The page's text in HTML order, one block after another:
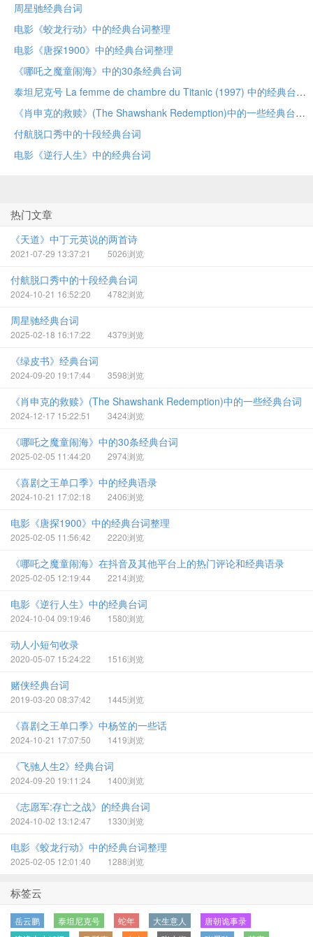
周星驰经典台词
电影《蛟龙行动》中的经典台词整理
电影《唐探1900》中的经典台词整理
《哪吒之魔童闹海》中的30条经典台词
泰坦尼克号 La femme de chambre du Titanic (1997) 中的经典台词
《肖申克的救赎》(The Shawshank Redemption)中的一些经典台词
付航脱口秀中的十段经典台词
电影《逆行人生》中的经典台词
热门文章
《天道》中丁元英说的两首诗
2021-07-29 13:37:21 5026浏览
付航脱口秀中的十段经典台词
2024-10-21 16:52:20 4782浏览
周星驰经典台词
2025-02-18 16:17:22 4379浏览
《绿皮书》经典台词
2024-09-20 19:17:44 3598浏览
《肖申克的救赎》(The Shawshank Redemption)中的一些经典台词
2024-12-17 15:22:51 3424浏览
《哪吒之魔童闹海》中的30条经典台词
2025-02-05 11:44:20 2974浏览
《喜剧之王单口季》中的经典语录
2024-10-21 17:02:18 2406浏览
电影《唐探1900》中的经典台词整理
2025-02-05 11:56:42 2220浏览
《哪吒之魔童闹海》在抖音及其他平台上的热门评论和经典语录
2025-02-05 12:19:44 2214浏览
电影《逆行人生》中的经典台词
2024-10-04 09:19:46 1580浏览
动人小短句收录
2020-05-07 15:24:22 1516浏览
赌侠经典台词
2019-03-20 08:37:42 1445浏览
《喜剧之王单口季》中杨笠的一些话
2024-10-21 17:07:50 1419浏览
《飞驰人生2》经典台词
2024-09-20 19:11:24 1400浏览
《志愿军:存亡之战》‌的经典台词
2024-10-02 13:12:47 1330浏览
电影《蛟龙行动》中的经典台词整理
2025-02-05 12:01:40 1288浏览
标签云
岳云鹏 泰坦尼克号 蛇年 大生意人
唐朝诡事录